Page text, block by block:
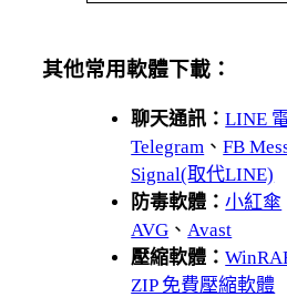
其他常用軟體下載：
聊天通訊：LINE
Telegram 、FB
Signal(取代LINE)
防毒軟體：小紅傘
AVG 、 Avast
壓縮軟體：
ZIP 免費壓縮軟體